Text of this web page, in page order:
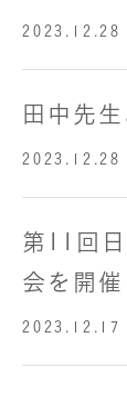
2023.12.28
田中先
2023.12.28
第11回
会を開
2023.12.17